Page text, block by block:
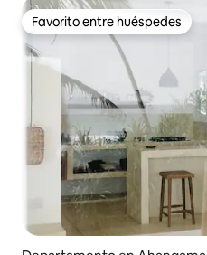
Favorito entre huéspedes
Favorito entre huéspedes